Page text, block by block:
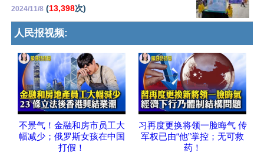
2024/11/8 (13,398次)
人民报视频:
不景气！金融和房市员工大
幅减少；俄罗斯女孩在中国
打假！
习再度更换将领一脸晦气 传
军权已由“他”掌控；无可救
药！